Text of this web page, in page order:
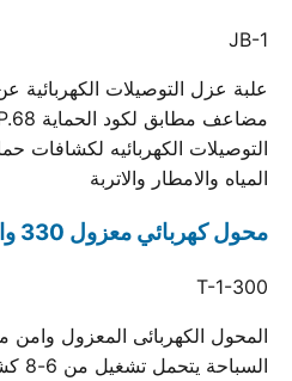
JB-1
علبة عزل التوصيلات الكهربائية
التوصيلات الكهربائيه لكشافات
المياه والامطار والاتربة
محول كهربائي معزول 330 وات
T-1-300
المحول الكهربائى المعزول